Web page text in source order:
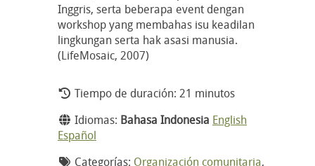
Inggris, serta beberapa event dengan
workshop yang membahas isu keadilan
lingkungan serta hak asasi manusia.
(LifeMosaic, 2007)
Tiempo de duración: 21 minutos
Idiomas: Bahasa Indonesia English
Español
Categorías: Organización comunitaria,